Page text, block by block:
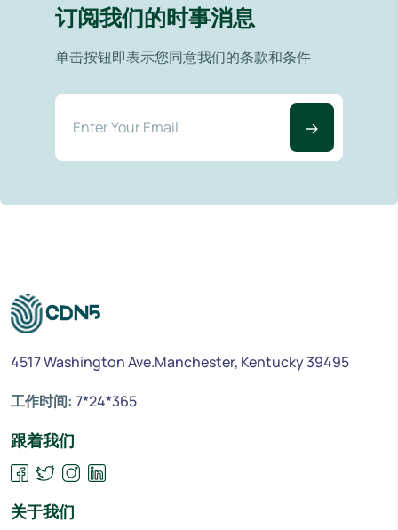
订阅我们的时事消息
单击按钮即表示您同意我们的条款和条件
4517 Washington Ave.Manchester, Kentucky 39495
工作时间: 7*24*365
跟着我们
关于我们